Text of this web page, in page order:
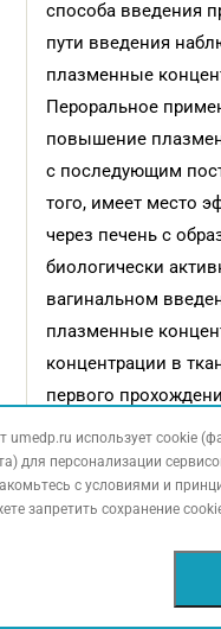
способа введения
пути введения
плазменные
Пероральное
повышение
с последующим
того, имеет место
через печень с
биологически
вагинальном
плазменные
концентрации в
первого
воздействием на
минимален риск
эффектов.
вагинального
демонстрируют,
снижает
umedp.ru использует cookie
для персонализации
с условиями и
запретить сохранение